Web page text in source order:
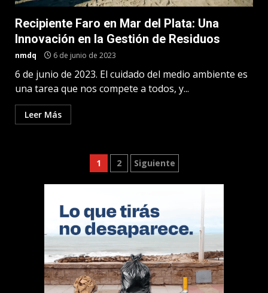
Recipiente Faro en Mar del Plata: Una
Innovación en la Gestión de Residuos
nmdq 6 de junio de 2023
6 de junio de 2023. El cuidado del medio ambiente es
una tarea que nos compete a todos, y...
Leer Más
Paginación
de
entradas
1 2 Siguiente